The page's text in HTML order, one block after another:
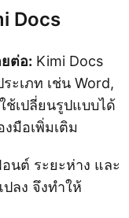
Docs
ต่อ: Kimi Docs
ะเภท เช่น Word,
ช้เปลี่ยนรูปแบบได้
มือเพิ่มเติม
นต์ ระยะห่าง และ
ปลง จึงทำให้